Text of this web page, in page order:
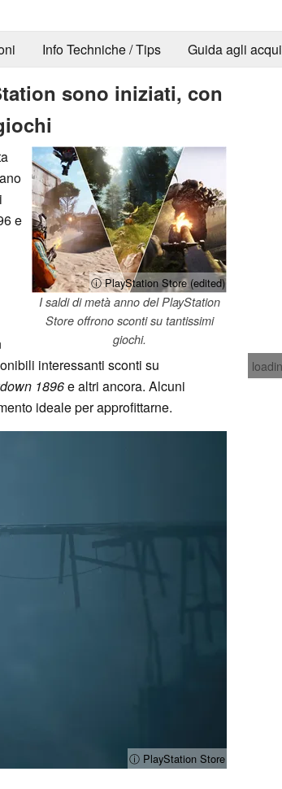
Info Techniche / Tips Guida agli
sono iniziati, con
ⓘ PlayStation Store (edited)
I saldi di metà anno del PlayStation
Store offrono sconti su tantissimi
giochi.
e
interessanti sconti su
1896e altri ancora. Alcuni
ideale per approfittarne.
ⓘ PlayStation Store